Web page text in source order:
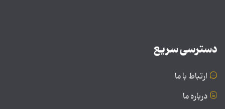
دسترسی سریع
ارتباط با ما
درباره ما